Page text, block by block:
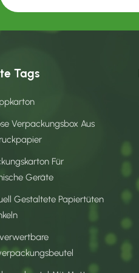
Tags
Verpackungsbox Aus
Für
Geräte
Gestaltete Papiertüten